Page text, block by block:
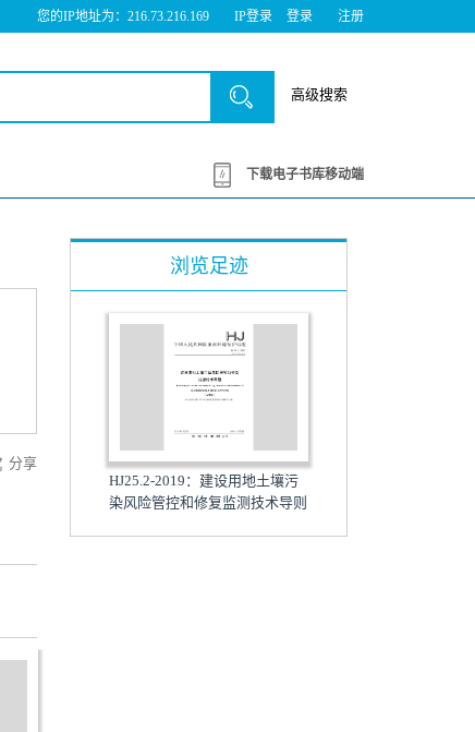
您的IP地址为：216.73.216.169 IP登录 登录 注册
高级搜索
下载电子书库移动端
分享
浏览足迹
HJ25.2-2019：建设用地土壤污
染风险管控和修复监测技术导则